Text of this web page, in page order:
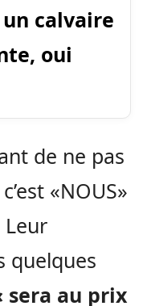
calvaire
oui
de ne pas
«NOUS»
Leur
quelques
sera au prix